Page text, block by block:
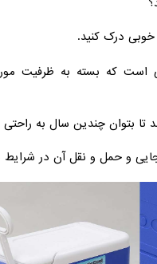
خوبی درک کنید.
است که بسته به ظرفیت
بتوان چندین سال به راحتی
و حمل و نقل آن در